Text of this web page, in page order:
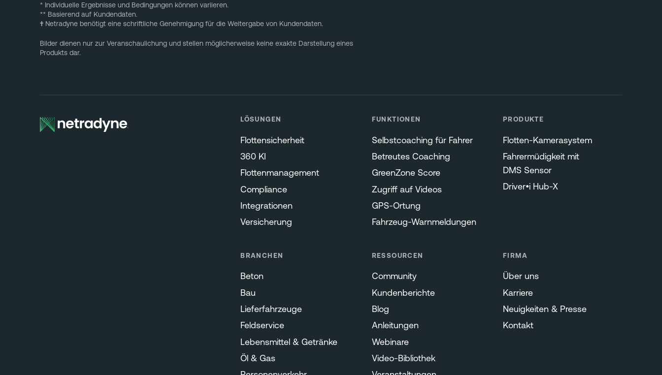
* Individuelle Ergebnisse und Bedingungen können variieren.
** Basierend auf Kundendaten.
†Netradyne benötigt eine schriftliche Genehmigung für die Weitergabe von Kundendaten.
Bilder dienen nur zur Veranschaulichung und stellen möglicherweise keine exakte Darstellung eines
Produkts dar.
LÖSUNGEN
Flottensicherheit
360 KI
Flottenmanagement
Compliance
Integrationen
Versicherung
FUNKTIONEN
Selbstcoaching für Fahrer
Betreutes Coaching
GreenZone Score
Zugriff auf Videos
GPS-Ortung
Fahrzeug-Warnmeldungen
PRODUKTE
Flotten-Kamerasystem
Fahrermüdigkeit mit
DMS Sensor
Driver•i Hub-X
BRANCHEN
Beton
Bau
Lieferfahrzeuge
Feldservice
Lebensmittel & Getränke
Öl & Gas
RESSOURCEN
Community
Kundenberichte
Blog
Anleitungen
Webinare
Video-Bibliothek
FIRMA
Über uns
Karriere
Neuigkeiten & Presse
Kontakt